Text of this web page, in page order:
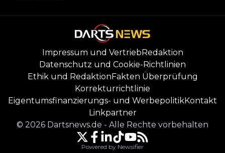
Impressum und Vertrieb Redaktion
Datenschutz und Cookie-Richtlinien
Ethik und Redaktion Fakten Überprüfung
Korrekturrichtlinie
Eigentumsfinanzierungs- und WerbepolitikKontakt
Linkpartner
© 2026 Dartsnews.de - Alle Rechte vorbehalten
Powered by Newsifier